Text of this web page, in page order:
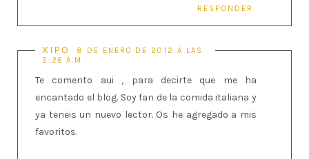
RESPONDER
XIPO
8 DE ENERO DE 2012 A LAS
2:26 A.M.
Te comento aui , para decirte que me ha
encantado el blog. Soy fan de la comida italiana y
ya teneis un nuevo lector. Os he agregado a mis
favoritos.